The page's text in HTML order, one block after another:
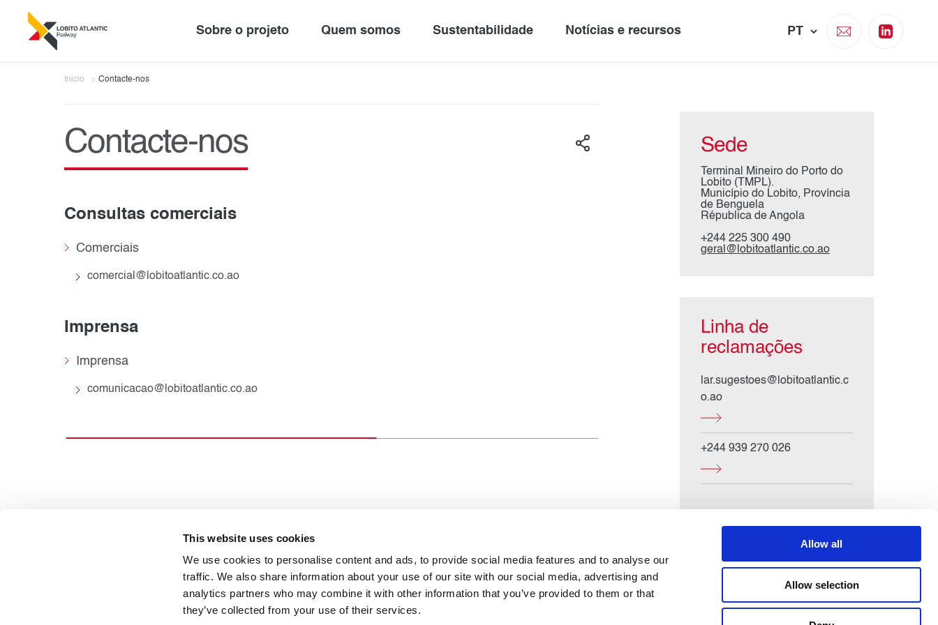
This website uses cookies
We use cookies to personalise content and ads, to provide social media features and to analyse our
traffic. We also share information about your use of our site with our social media, advertising and
analytics partners who may combine it with other information that you’ve provided to them or that
they’ve collected from your use of their services.
Allow all
Allow selection
Sobre o projeto Quem somos Sustentabilidade Notícias e recursos
Inicio Contacte-nos
Contacte-nos
Consultas comerciais
Comerciais
comercial@lobitoatlantic.co.ao
Imprensa
Imprensa
comunicacao@lobitoatlantic.co.ao
Sede
Terminal Mineiro do Porto do
Lobito (TMPL).
Município do Lobito, Província
de Benguela
Républica de Angola
+244 225 300 490
geral@lobitoatlantic.co.ao
Linha de
reclamações
lar.sugestoes@lobitoatlantic.c
o.ao
+244 939 270 026
Sobre o projeto Quem somos Sustentabilidade Notícias e recursos Contacte-nos FAQs Política de privacidade